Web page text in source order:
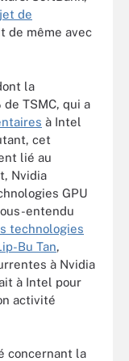
de
de même avec
la
TSMC, qui a
à Intel
cet
lié au
Nvidia
GPU
entendu
technologies
Bu Tan,
à Nvidia
à Intel pour
activité
concernant la